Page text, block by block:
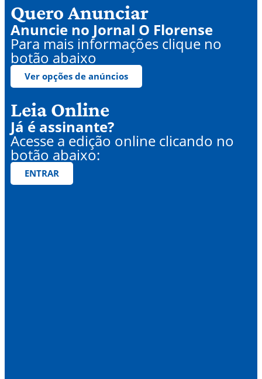
Quero Anunciar
Anuncie no Jornal O Florense
Para mais informações clique no
botão abaixo
Ver opções de anúncios
Leia Online
Já é assinante?
Acesse a edição online clicando no
botão abaixo:
ENTRAR